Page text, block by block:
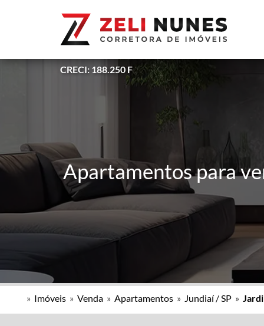
CRECI: 188.250 F
Apartamentos para
» Imóveis » Venda » Apartamentos » Jundiaí / SP »